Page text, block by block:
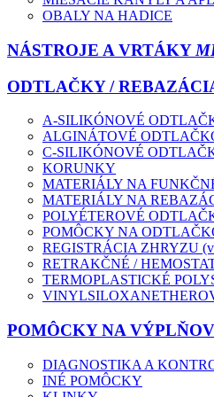
OBALY NA HADICE
NÁSTROJE A VRTÁKY
ODTLAČKY /
A-SILIKÓNOVÉ
ALGINÁTOVÉ
C-SILIKÓNOVÉ
KORUNKY
MATERIÁLY NA
MATERIÁLY NA
POLYÉTEROVÉ
POMÔCKY NA
REGISTRÁCIA ZHRYZU
RETRAKČNÉ /
TERMOPLASTICKÉ
POMÔCKY NA
DIAGNOSTIKA A
INÉ POMÔCKY